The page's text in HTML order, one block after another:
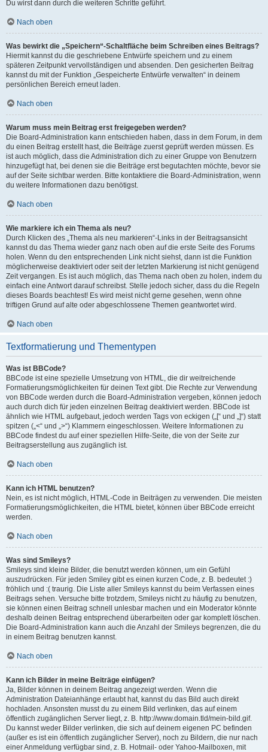
Du wirst dann durch die weiteren Schritte geführt.
Nach oben
Was bewirkt die „Speichern“-Schaltfläche beim Schreiben eines Beitrags?
Hiermit kannst du die geschriebene Entwürfe speichern und zu einem
späteren Zeitpunkt vervollständigen und absenden. Den gesicherten Beitrag
kannst du mit der Funktion „Gespeicherte Entwürfe verwalten“ in deinem
persönlichen Bereich erneut laden.
Nach oben
Warum muss mein Beitrag erst freigegeben werden?
Die Board-Administration kann entschieden haben, dass in dem Forum, in dem
du einen Beitrag erstellt hast, die Beiträge zuerst geprüft werden müssen. Es
ist auch möglich, dass die Administration dich zu einer Gruppe von Benutzern
hinzugefügt hat, bei denen sie die Beiträge erst begutachten möchte, bevor sie
auf der Seite sichtbar werden. Bitte kontaktiere die Board-Administration, wenn
du weitere Informationen dazu benötigst.
Nach oben
Wie markiere ich ein Thema als neu?
Durch Klicken des „Thema als neu markieren“-Links in der Beitragsansicht
kannst du das Thema wieder ganz nach oben auf die erste Seite des Forums
holen. Wenn du den entsprechenden Link nicht siehst, dann ist die Funktion
möglicherweise deaktiviert oder seit der letzten Markierung ist nicht genügend
Zeit vergangen. Es ist auch möglich, das Thema nach oben zu holen, indem du
einfach eine Antwort darauf schreibst. Stelle jedoch sicher, dass du die Regeln
dieses Boards beachtest! Es wird meist nicht gerne gesehen, wenn ohne
triftigen Grund auf alte oder abgeschlossene Themen geantwortet wird.
Nach oben
Textformatierung und Thementypen
Was ist BBCode?
BBCode ist eine spezielle Umsetzung von HTML, die dir weitreichende
Formatierungsmöglichkeiten für deinen Text gibt. Die Rechte zur Verwendung
von BBCode werden durch die Board-Administration vergeben, können jedoch
auch durch dich für jeden einzelnen Beitrag deaktiviert werden. BBCode ist
ähnlich wie HTML aufgebaut, jedoch werden Tags von eckigen („[“ und „]“) statt
spitzen („<“ und „>“) Klammern eingeschlossen. Weitere Informationen zu
BBCode findest du auf einer speziellen Hilfe-Seite, die von der Seite zur
Beitragserstellung aus zugänglich ist.
Nach oben
Kann ich HTML benutzen?
Nein, es ist nicht möglich, HTML-Code in Beiträgen zu verwenden. Die meisten
Formatierungsmöglichkeiten, die HTML bietet, können über BBCode erreicht
werden.
Nach oben
Was sind Smileys?
Smileys sind kleine Bilder, die benutzt werden können, um ein Gefühl
auszudrücken. Für jeden Smiley gibt es einen kurzen Code, z. B. bedeutet :)
fröhlich und :( traurig. Die Liste aller Smileys kannst du beim Verfassen eines
Beitrags sehen. Versuche bitte trotzdem, Smileys nicht zu häufig zu benutzen,
sie können einen Beitrag schnell unlesbar machen und ein Moderator könnte
deshalb deinen Beitrag entsprechend überarbeiten oder gar komplett löschen.
Die Board-Administration kann auch die Anzahl der Smileys begrenzen, die du
in einem Beitrag benutzen kannst.
Nach oben
Kann ich Bilder in meine Beiträge einfügen?
Ja, Bilder können in deinem Beitrag angezeigt werden. Wenn die
Administration Dateianhänge erlaubt hat, kannst du das Bild auch direkt
hochladen. Ansonsten musst du zu einem Bild verlinken, das auf einem
öffentlich zugänglichen Server liegt, z. B. http://www.domain.tld/mein-bild.gif.
Du kannst weder Bilder verlinken, die sich auf deinem eigenen PC befinden
(außer es ist ein öffentlich zugänglicher Server), noch zu Bildern, die nur nach
einer Anmeldung verfügbar sind, z. B. Hotmail- oder Yahoo-Mailboxen, mit